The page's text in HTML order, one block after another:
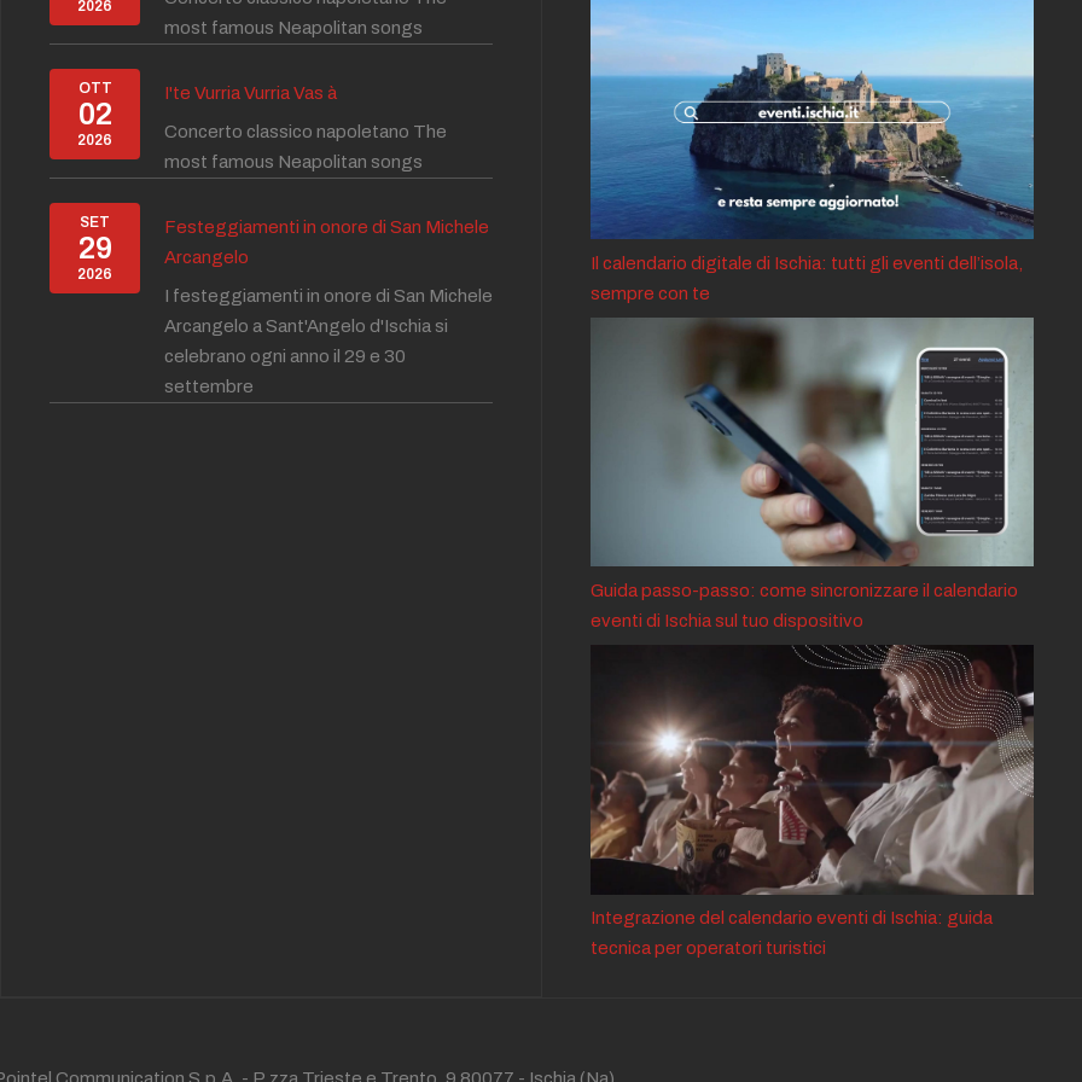
2026
most famous Neapolitan songs
OTT
02
2026
I'te Vurria Vurria Vas à
Concerto classico napoletano The
most famous Neapolitan songs
SET
29
2026
Festeggiamenti in onore di San Michele
Arcangelo
I festeggiamenti in onore di San Michele
Arcangelo a Sant'Angelo d'Ischia si
celebrano ogni anno il 29 e 30
settembre
Il calendario digitale di Ischia: tutti gli eventi dell’isola,
sempre con te
Guida passo-passo: come sincronizzare il calendario
eventi di Ischia sul tuo dispositivo
Integrazione del calendario eventi di Ischia: guida
tecnica per operatori turistici